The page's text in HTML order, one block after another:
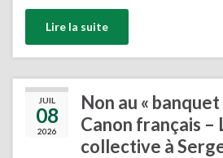
Lire la suite
JUIL
08
2026
Non au «
Canon français
collective à